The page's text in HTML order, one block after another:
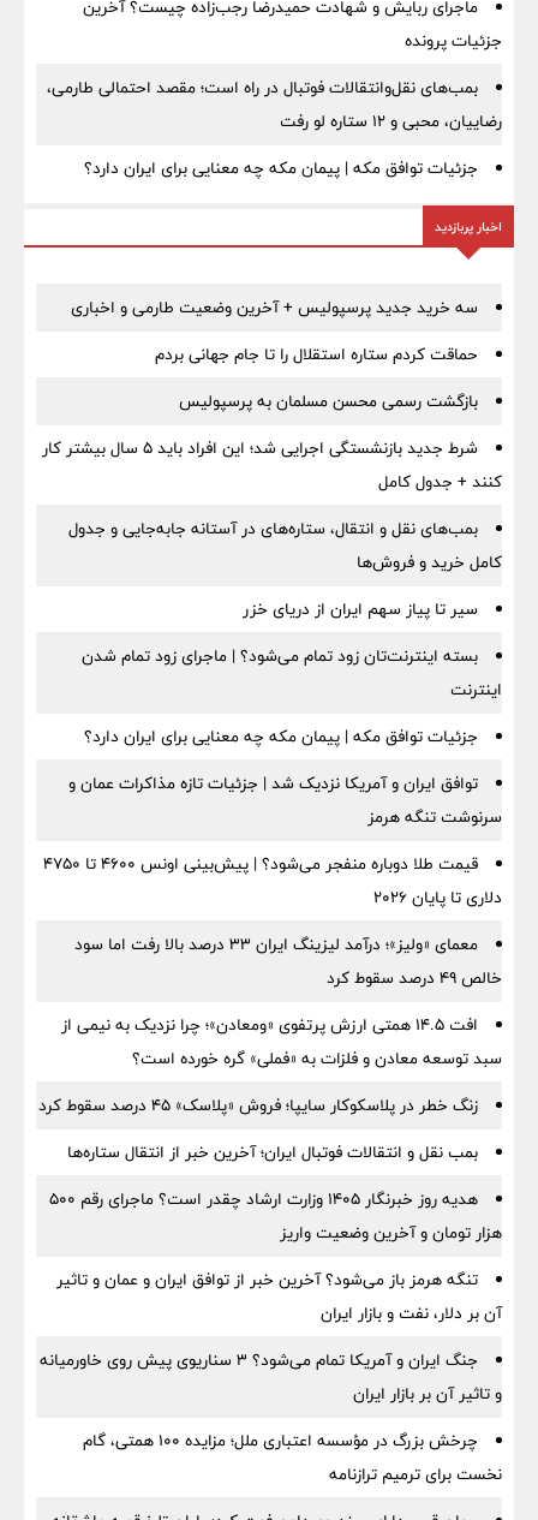
ماجرای ربایش و شهادت حمیدرضا رجب‌زاده چیست؟ آخرین
جزئیات پرونده
بمب‌های نقل‌وانتقالات فوتبال در راه است؛ مقصد احتمالی طارمی،
رضاییان، محبی و ۱۲ ستاره لو رفت
جزئیات توافق مکه | پیمان مکه چه معنایی برای ایران دارد؟
اخبار پربازدید
سه خرید جدید پرسپولیس + آخرین وضعیت طارمی و اخباری
حماقت کردم ستاره استقلال را تا جام جهانی بردم
بازگشت رسمی محسن مسلمان به پرسپولیس
شرط جدید بازنشستگی اجرایی شد؛ این افراد باید ۵ سال بیشتر کار
کنند + جدول کامل
بمب‌های نقل و انتقال، ستاره‌های در آستانه جابه‌جایی و جدول
کامل خرید و فروش‌ها
سیر تا پیاز سهم ایران از دریای خزر
بسته اینترنت‌تان زود تمام می‌شود؟ | ماجرای زود تمام شدن
اینترنت
جزئیات توافق مکه | پیمان مکه چه معنایی برای ایران دارد؟
توافق ایران و آمریکا نزدیک شد | جزئیات تازه مذاکرات عمان و
سرنوشت تنگه هرمز
قیمت طلا دوباره منفجر می‌شود؟ | پیش‌بینی اونس ۴۶۰۰ تا ۴۷۵۰
دلاری تا پایان ۲۰۲۶
معمای «ولیز»؛ درآمد لیزینگ ایران ۳۳ درصد بالا رفت اما سود
خالص ۴۹ درصد سقوط کرد
افت ۱۴.۵ همتی ارزش پرتفوی «ومعادن»؛ چرا نزدیک به نیمی از
سبد توسعه معادن و فلزات به «فملی» گره خورده است؟
زنگ خطر در پلاسکوکار سایپا؛ فروش «پلاسک» ۴۵ درصد سقوط کرد
بمب نقل‌ و انتقالات فوتبال ایران؛ آخرین خبر از انتقال ستاره‌ها
هدیه روز خبرنگار ۱۴۰۵ وزارت ارشاد چقدر است؟ ماجرای رقم ۵۰۰
هزار تومان و آخرین وضعیت واریز
تنگه هرمز باز می‌شود؟ آخرین خبر از توافق ایران و عمان و تاثیر
آن بر دلار، نفت و بازار ایران
جنگ ایران و آمریکا تمام می‌شود؟ ۳ سناریوی پیش روی خاورمیانه
و تاثیر آن بر بازار ایران
چرخش بزرگ در مؤسسه اعتباری ملل؛ مزایده ۱۰۰ همتی، گام
نخست برای ترمیم ترازنامه